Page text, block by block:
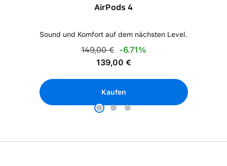
AirPods 4
Sound und Komfort auf dem nächsten Level.
Verkaufspreis:
Regulärer Preis:
149,00 € -6.71%
139,00 €
Kaufen